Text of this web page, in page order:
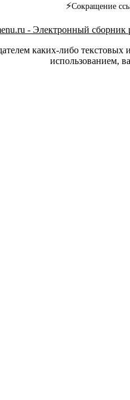
⚡Сокращение
- Электронный сборник
каких-либо
использованием,